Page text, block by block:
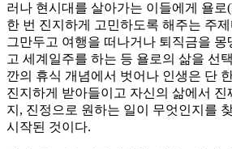
러나 현시대를 살아가는 이들에게 욜로
한 번 진지하게 고민하도록 해주는 주
그만두고 여행을 떠나거나 퇴직금을 몽
고 세계일주를 하는 등 욜로의 삶을 선
깐의 휴식 개념에서 벗어나 인생은 단
진지하게 받아들이고 자신의 삶에서 진
지, 진정으로 원하는 일이 무엇인지를
시작된 것이다.